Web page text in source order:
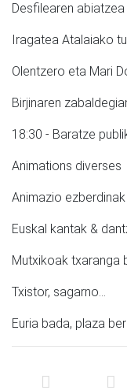
Desfilearen
Iragatea Atalaiako
Olentzero eta Mari
Birjinaren
18:30 - Baratze
Animations diverses
Animazio ezberdinak
Euskal kantak &
Mutxikoak txaranga
Txistor, sagarno...
Euria bada, plaza